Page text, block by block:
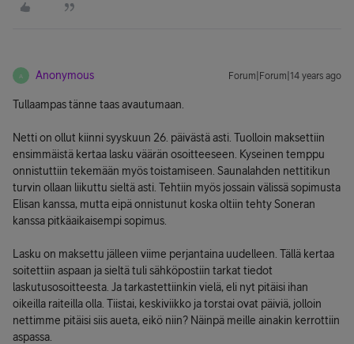
A Anonymous Forum|Forum|14 years ago
Tullaampas tänne taas avautumaan.
Netti on ollut kiinni syyskuun 26. päivästä asti. Tuolloin maksettiin
ensimmäistä kertaa lasku väärän osoitteeseen. Kyseinen temppu
onnistuttiin tekemään myös toistamiseen. Saunalahden nettitikun
turvin ollaan liikuttu sieltä asti. Tehtiin myös jossain välissä sopimusta
Elisan kanssa, mutta eipä onnistunut koska oltiin tehty Soneran
kanssa pitkäaikaisempi sopimus.
Lasku on maksettu jälleen viime perjantaina uudelleen. Tällä kertaa
soitettiin aspaan ja sieltä tuli sähköpostiin tarkat tiedot
laskutusosoitteesta. Ja tarkastettiinkin vielä, eli nyt pitäisi ihan
oikeilla raiteilla olla. Tiistai, keskiviikko ja torstai ovat päiviä, jolloin
nettimme pitäisi siis aueta, eikö niin? Näinpä meille ainakin kerrottiin
aspassa.